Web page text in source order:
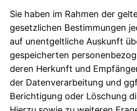
Sie haben im Rahmen der
gesetzlichen Bestimmungen
auf unentgeltliche Auskunft
gespeicherten
deren Herkunft und
der Datenverarbeitung und
Berichtigung oder Löschung